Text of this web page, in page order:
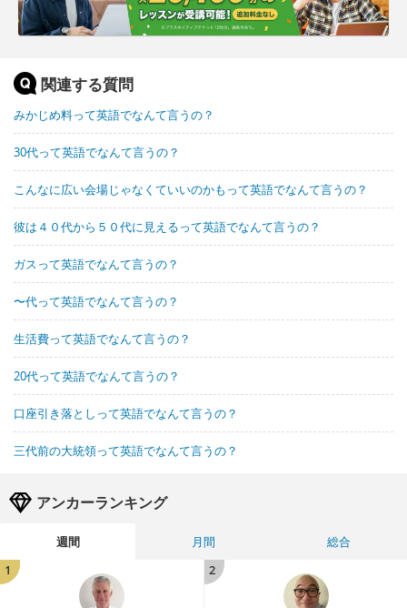
関連する質問
みかじめ料って英語でなんて言うの？
30代って英語でなんて言うの？
こんなに広い会場じゃなくていいのかもって英語でなんて言うの？
彼は４０代から５０代に見えるって英語でなんて言うの？
ガスって英語でなんて言うの？
〜代って英語でなんて言うの？
生活費って英語でなんて言うの？
20代って英語でなんて言うの？
口座引き落としって英語でなんて言うの？
三代前の大統領って英語でなんて言うの？
アンカーランキング
週間 月間
総合
1
2